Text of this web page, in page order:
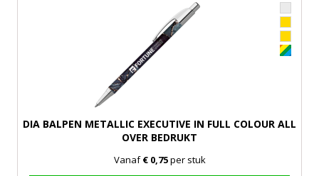
DIA BALPEN METALLIC EXECUTIVE IN FULL COLOUR ALL
OVER BEDRUKT
Vanaf€ 0,75per stuk